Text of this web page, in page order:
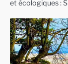
et écologiques :